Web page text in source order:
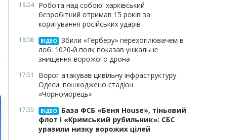
18:24 Робота над собою: харківський
безробітний отримав 15 років за
коригування російських ударів
18:08 ВІДЕО
Збили «Герберу» перехоплювачем в
лоб: 1020-й полк показав унікальне
знищення ворожого дрона
17:51
Ворог атакував цивільну інфраструктуру
Одеси: пошкоджено стадіон
«Чорноморець»
17:35 ВІДЕО
База ФСБ «Беня House», тіньовий
флот і «Кримський рубильник»: СБС
уразили низку ворожих цілей